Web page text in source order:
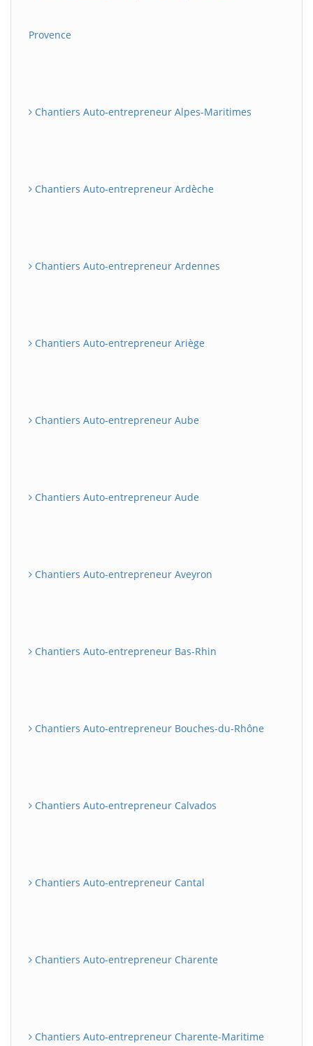
Provence
Chantiers Auto-entrepreneur Alpes-Maritimes
Chantiers Auto-entrepreneur Ardèche
Chantiers Auto-entrepreneur Ardennes
Chantiers Auto-entrepreneur Ariège
Chantiers Auto-entrepreneur Aube
Chantiers Auto-entrepreneur Aude
Chantiers Auto-entrepreneur Aveyron
Chantiers Auto-entrepreneur Bas-Rhin
Chantiers Auto-entrepreneur Bouches-du-Rhône
Chantiers Auto-entrepreneur Calvados
Chantiers Auto-entrepreneur Cantal
Chantiers Auto-entrepreneur Charente
Chantiers Auto-entrepreneur Charente-Maritime